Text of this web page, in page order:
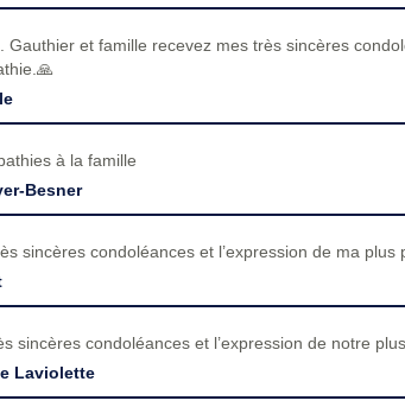
Gauthier et famille recevez mes très sincères
à la famille
Besner
sincères condoléances et l’expression de ma plus
sincères condoléances et l’expression de notre
Laviolette